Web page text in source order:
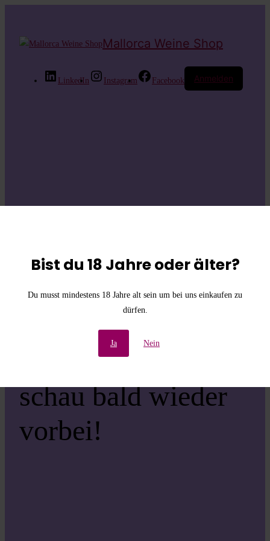
Bist du 18 Jahre oder älter?
Du musst mindestens 18 Jahre alt sein um bei uns einkaufen zu
dürfen.
Ja Nein
Mallorca Weine Shop
LinkedIn Instagram Facebook Anmelden
die
Unannehmlichkeiten!
Wir arbeiten an einer
großartigen Sache –
schau bald wieder
vorbei!